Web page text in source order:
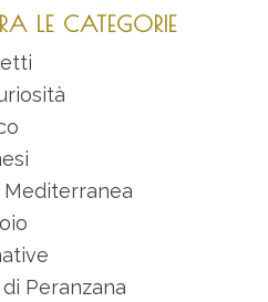
LE CATEGORIE
Peranzana